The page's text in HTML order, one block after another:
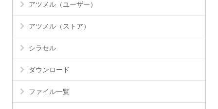
アツメル（ユーザー）
アツメル（ストア）
シラセル
ダウンロード
ファイル一覧